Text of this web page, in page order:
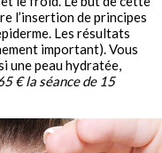
l’insertion de principes
Les résultats
important). Vous
unepeau hydratée,
€ la séance de 15